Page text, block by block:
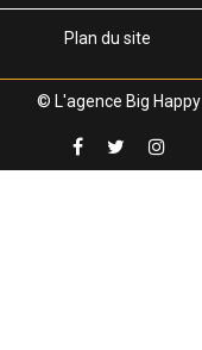
Plan du site
© L'agence Big Happy